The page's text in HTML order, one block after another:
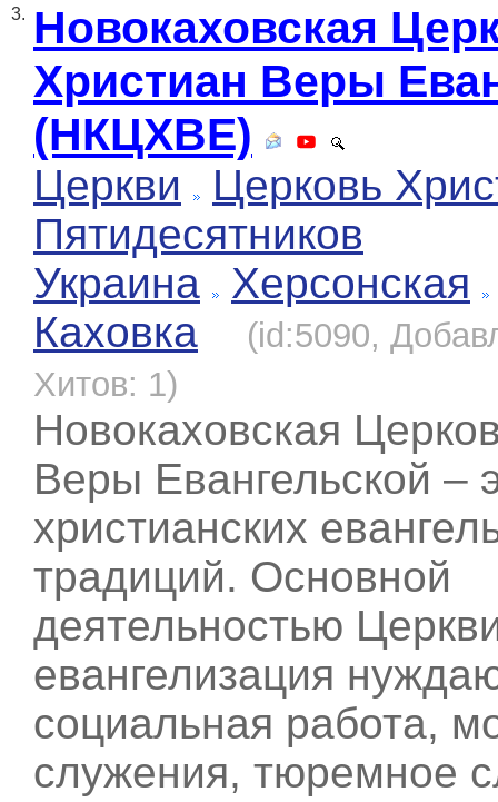
3. Новокаховская
Христиан Веры
(НКЦХВЕ)
Церкви
Церковь
Пятидесятников
Украина
Херсонская
Каховка
(id:5090,
Хитов: 1)
Новокаховская
Веры Евангельской –
христианских
традиций. Основной
деятельностью
евангелизация
социальная работа,
служения, тюремное